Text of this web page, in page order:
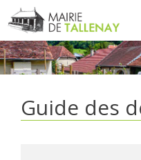
Aller
au
contenu
Guide des